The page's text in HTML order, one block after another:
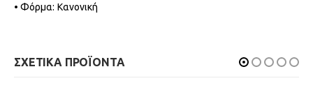
• Φόρμα: Κανονική
ΣΧΕΤΙΚΑ ΠΡΟΪΟΝΤΑ